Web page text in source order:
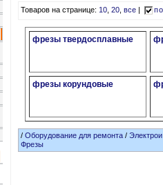
Товаров на странице:10,20,все
фрезы твердосплавные
фрезы корундовые
/Оборудование для ремонта /
Фрезы